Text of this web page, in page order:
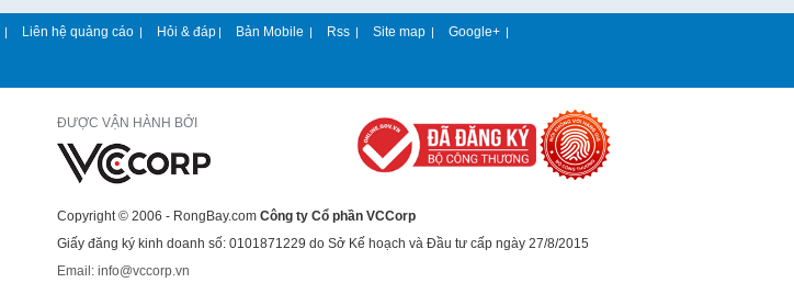
| Liên hệ quảng cáo | Hỏi & đáp | Bản Mobile | Rss | Site map | Google+ |
ĐƯỢC VẬN HÀNH BỞI
Copyright © 2006 - RongBay.com Công ty Cổ phần VCCorp
Giấy đăng ký kinh doanh số: 0101871229 do Sở Kế hoạch và Đầu tư cấp ngày 27/8/2015
Email: info@vccorp.vn